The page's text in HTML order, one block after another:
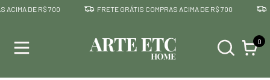
DE R$ 700 FRETE GRÁTIS COMPRAS ACIMA DE R$ 700
0